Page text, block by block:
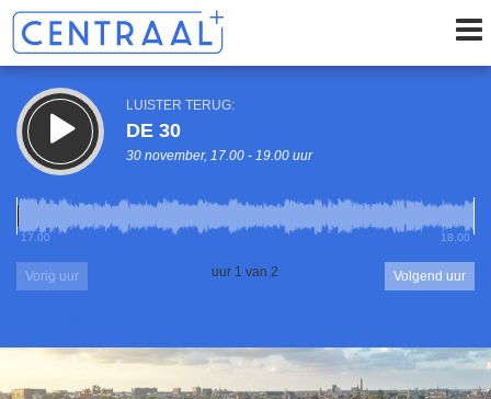
LUISTER TERUG:
DE 30
30 november, 17.00 - 19.00 uur
Centraal+ VrijMiBo
17.00 - 19.00 uur
17.00 18.00
Vorig uur uur 1 van 2 Volgend uur